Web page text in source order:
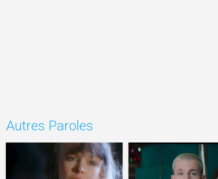
Autres Paroles